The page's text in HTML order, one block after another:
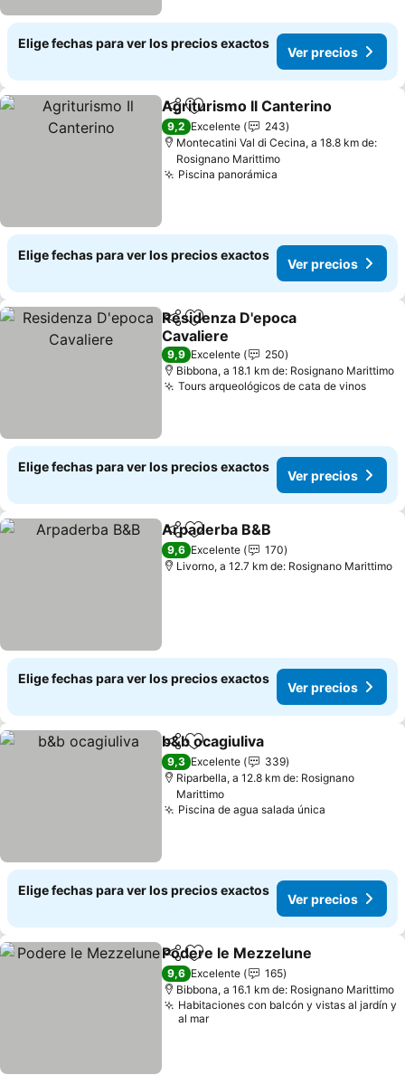
Elige fechas para ver los precios exactos
Ver precios
CompartirAgregar a favoritos
Agriturismo Il Canterino
9,2 Excelente
243
Montecatini Val di Cecina, a 18.8 km de:
Rosignano Marittimo
Piscina panorámica
Elige fechas para ver los precios exactos
Ver precios
CompartirAgregar a favoritos
Residenza D'epoca
Cavaliere
9,9 Excelente
250
Bibbona, a 18.1 km de: Rosignano Marittimo
Tours arqueológicos de cata de vinos
Elige fechas para ver los precios exactos
Ver precios
CompartirAgregar a favoritos
Arpaderba B&B
9,6 Excelente
170
Livorno, a 12.7 km de: Rosignano Marittimo
Elige fechas para ver los precios exactos
Ver precios
CompartirAgregar a favoritos
b&b ocagiuliva
9,3 Excelente
339
Riparbella, a 12.8 km de: Rosignano
Marittimo
Piscina de agua salada única
Elige fechas para ver los precios exactos
Ver precios
CompartirAgregar a favoritos
Podere le Mezzelune
9,6 Excelente
165
Bibbona, a 16.1 km de: Rosignano Marittimo
Habitaciones con balcón y vistas al jardín y
al mar